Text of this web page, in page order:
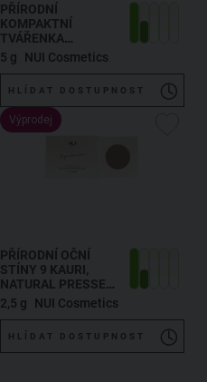
PŘÍRODNÍ
KOMPAKTNÍ
TVÁŘENKA
WAIMARIE, NATURAL
PRESSED BLUSH
WAIMARIE 5 G
5 g NUI Cosmetics
HLÍDAT DOSTUPNOST
Výprodej
PŘÍRODNÍ OČNÍ
STÍNY 9 KAURI
NATURAL PRESSED
EYESHADOW 9
KAURI 2,5 G
2,5 g NUI Cosmetics
HLÍDAT DOSTUPNOST